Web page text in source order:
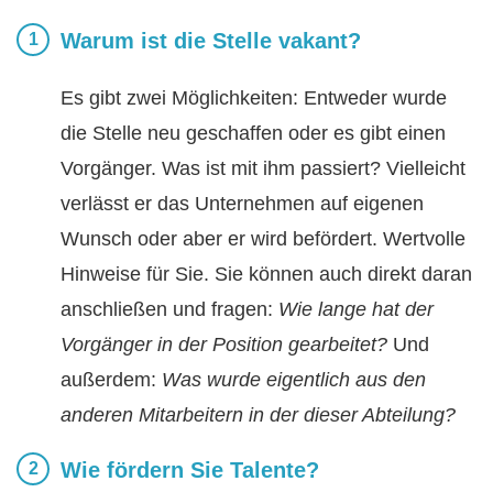
Warum ist die Stelle vakant?
Es gibt zwei Möglichkeiten: Entweder wurde
die Stelle neu geschaffen oder es gibt einen
Vorgänger. Was ist mit ihm passiert? Vielleicht
verlässt er das Unternehmen auf eigenen
Wunsch oder aber er wird befördert. Wertvolle
Hinweise für Sie. Sie können auch direkt daran
anschließen und fragen: Wie lange hat der
Vorgänger in der Position gearbeitet? Und
außerdem: Was wurde eigentlich aus den
anderen Mitarbeitern in der dieser Abteilung?
Wie fördern Sie Talente?